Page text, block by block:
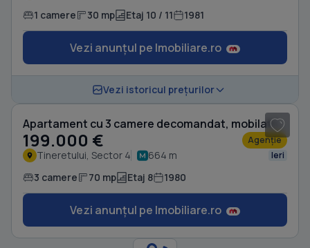
1 camere 30 mp Etaj 10 / 11 1981
Vezi anunțul pe Imobiliare.ro
Vezi istoricul prețurilor
Apartament cu 3 camere decomandat, mobilat în Tineretului
199.000 € Agenție
Tineretului, Sector 4 664 m Ieri
3 camere 70 mp Etaj 8 1980
Vezi anunțul pe Imobiliare.ro